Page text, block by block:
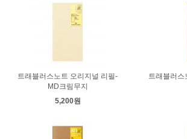
트래블러스노트 오리지널 리필-
MD크림무지
5,200원
트래블러스